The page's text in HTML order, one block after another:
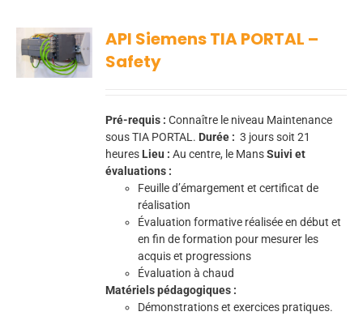
API Siemens TIA PORTAL –
Safety
Pré-requis : Connaître le niveau Maintenance
sous TIA PORTAL. Durée : 3 jours soit 21
heures Lieu : Au centre, le MansSuivi et
évaluations :
Feuille d’émargement et certificat de
réalisation
Évaluation formative réalisée en début et
en fin de formation pour mesurer les
acquis et progressions
Évaluation à chaud
Matériels pédagogiques :
Démonstrations et exercices pratiques.